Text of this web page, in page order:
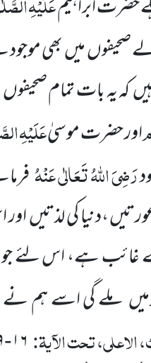
ابراہیم
صحیفوں میں بھی
کہ یہ بات تمام
اور حضرت موسیٰعَلَیْہِ
رَضِیَ اللّٰہُ تَعَالٰی عَنْہُ
،دنیا کی لذتیں
ہے، اس لئے جو
ملے گی اسے ہم نے
تحت الآیۃ: ۱۶-